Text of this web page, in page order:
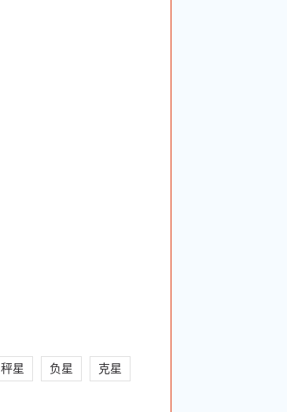
秤星 负星 克星